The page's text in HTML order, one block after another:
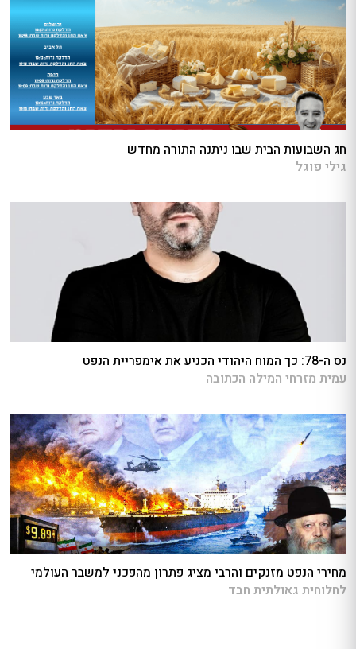
חג השבועות הבית שבו ניתנה התורה מחדש
גילי פוגל
נס ה-78: כך המוח היהודי הכניע את אימפריית הנפט
עמית מזרחי המילה הכתובה
מחירי הנפט מזנקים והרבי מציג פתרון מהפכני למשבר העולמי
לחלוחית גאולתית חבד